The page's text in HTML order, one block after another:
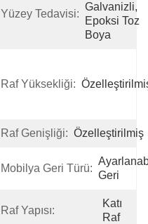
Yüzey Tedavisi:
Galvanizli,
Epoksi Toz
Boya
Raf Yüksekliği:
Raf Genişliği: Özelleştirilmiş
Mobilya Geri Türü:
Geri
Raf Yapısı:
Katı
Raf